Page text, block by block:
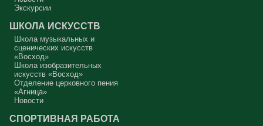
дни для приготовления не только к Пасхе, а к Небесному Царству!
Это цель жизни. Я об этом забыл, я туда хочу, но я забыл. И я
сначала увидеть в себе этого урода, а потом начать с ним борьбу.
Аминь.
Протоиерей Андрей Алексеев
Экскурсии
ШКОЛА ИСКУССТВ
Школа музыкальных и
сценических искусств
«Восход»
Школа изобразительных
искусств «Восход»
Отделение церковного пения
«Агница»
Новости
СПОРТИВНАЯ РАБОТА